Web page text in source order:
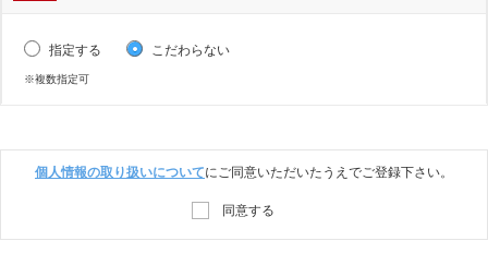
指定する こだわらない
※複数指定可
個人情報の取り扱いについてにご同意いただいたうえでご登録下さい。
同意する